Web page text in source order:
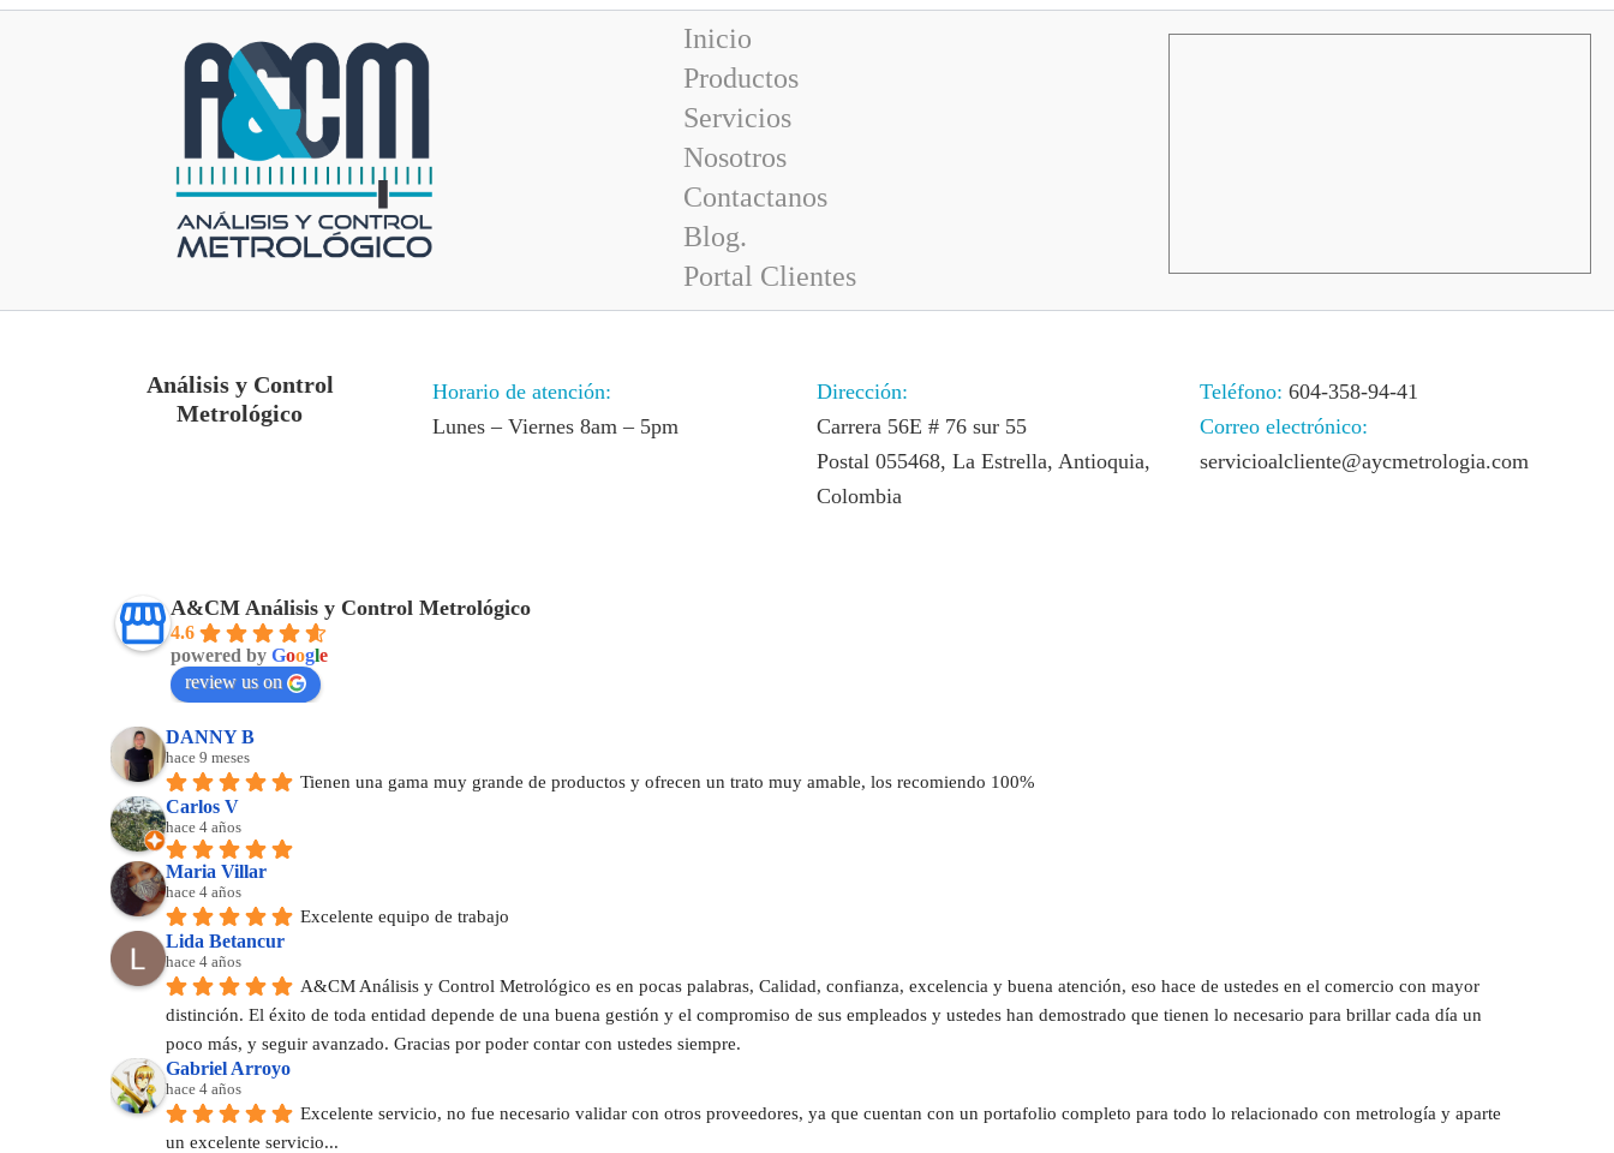
Inicio
Productos
Servicios
Nosotros
Contactanos
Blog.
Portal Clientes
Análisis y Control
Metrológico
Horario de atención:
Lunes – Viernes 8am – 5pm
Dirección:
Carrera 56E # 76 sur 55
Postal 055468, La Estrella, Antioquia,
Colombia
Teléfono: 604-358-94-41
Correo electrónico:
servicioalcliente@aycmetrologia.com
A&CM Análisis y Control Metrológico
4.6
powered by Google
review us on
DANNY B
hace 9 meses
Tienen una gama muy grande de productos y ofrecen un trato muy amable, los recomiendo 100%
Carlos V
hace 4 años
Maria Villar
hace 4 años
Excelente equipo de trabajo
Lida Betancur
hace 4 años
A&CM Análisis y Control Metrológico es en pocas palabras, Calidad, confianza, excelencia y buena atención, eso hace de ustedes en el comercio con mayor
distinción. El éxito de toda entidad depende de una buena gestión y el compromiso de sus empleados y ustedes han demostrado que tienen lo necesario para brillar cada día un
poco más, y seguir avanzado. Gracias por poder contar con ustedes siempre.
Gabriel Arroyo
hace 4 años
Excelente servicio, no fue necesario validar con otros proveedores, ya que cuentan con un portafolio completo para todo lo relacionado con metrología y aparte
un excelente servicio...